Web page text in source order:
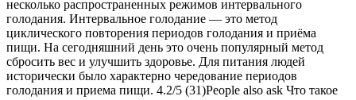
несколько распространенных режимов интервального
голодания. Интервальное голодание — это метод
циклического повторения периодов голодания и приёма
пищи. На сегодняшний день это очень популярный метод
сбросить вес и улучшить здоровье. Для питания людей
исторически было характерно чередование периодов
голодания и приема пищи. 4.2/5 (31)People also ask Что такое